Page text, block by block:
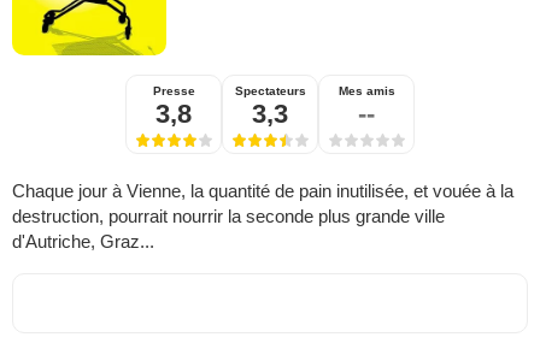
Presse
3,8
Spectateurs
3,3
Mes amis
--
Chaque jour à Vienne, la quantité de pain inutilisée, et vouée à la
destruction, pourrait nourrir la seconde plus grande ville
d'Autriche, Graz...